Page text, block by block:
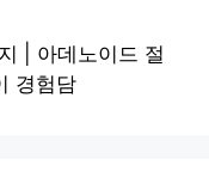
| 아데노이드 절
경험담